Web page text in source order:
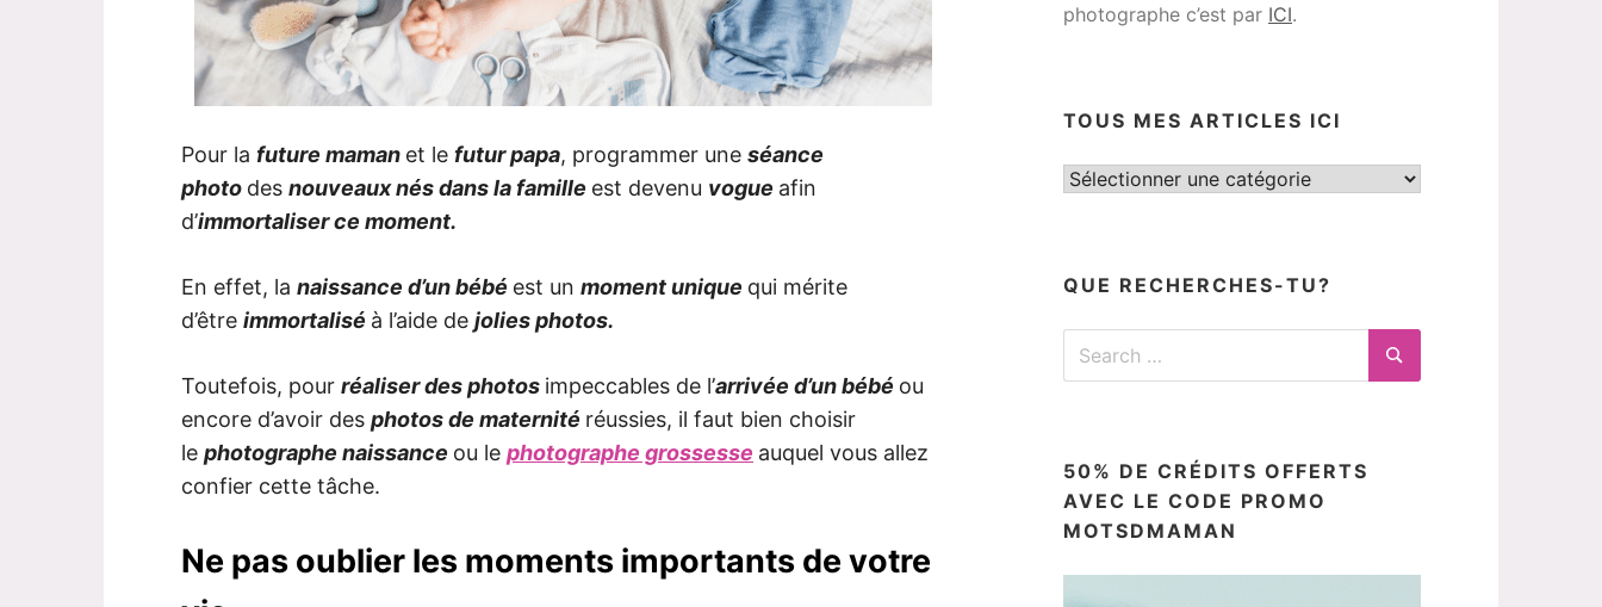
Pour la future maman et le futur papa, programmer une séance
photo des nouveaux nés dans la famille est devenu vogue afin
d’immortaliser ce moment.
En effet, la naissance d’un bébé est un moment unique qui mérite
d’être immortalisé à l’aide de jolies photos.
Toutefois, pour réaliser des photos impeccables de l’arrivée d’un bébé ou
encore d’avoir des photos de maternité réussies, il faut bien choisir
le photographe naissance ou le photographe grossesse auquel vous allez
confier cette tâche.
Ne pas oublier les moments importants de votre
photographe c’est par ICI.
TOUS MES ARTICLES ICI
Tous
QUE RECHERCHES-TU?
Search
Search
50% DE CRÉDITS OFFERTS
AVEC LE CODE PROMO
MOTSDMAMAN